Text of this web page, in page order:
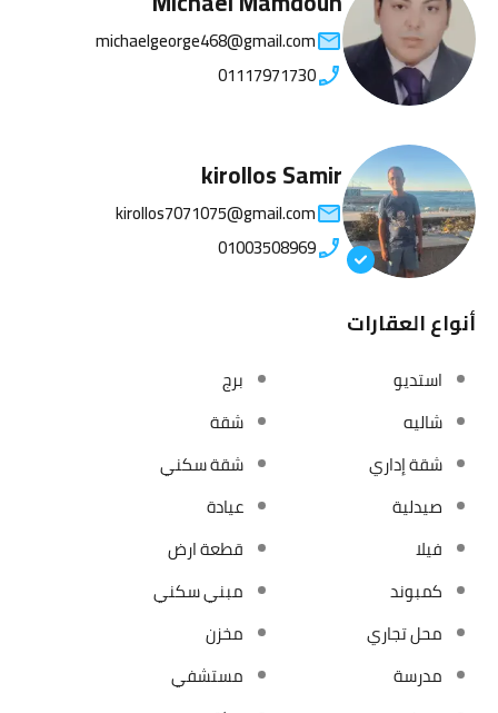
michaelgeorge468@gmail.com
01117971730
kirollos Samir
kirollos7071075@gmail.com
01003508969
أنواع العقارات
استديو
برج
شاليه
شقة
شقة إداري
شقة سكني
صيدلية
عيادة
فيلا
قطعة ارض
كمبوند
مبني سكني
محل تجاري
مخزن
مدرسة
مستشفي